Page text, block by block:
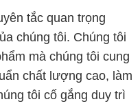
tắc quan trọng
chúng tôi. Chúng tôi
mà chúng tôi cung
chất lượng cao, làm
tôi cố gắng duy trì